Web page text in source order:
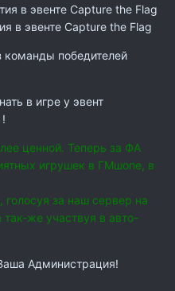
в эвенте Capture the Flag
в эвенте Capture the Flag
победителей
в игре у эвент
ценной. Теперь за ФА
игрушек в ГМшопе, в
за наш сервер на
же участвуя в авто-
Администрация!